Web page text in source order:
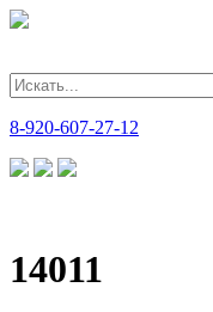
8-920-607-27-12
14011